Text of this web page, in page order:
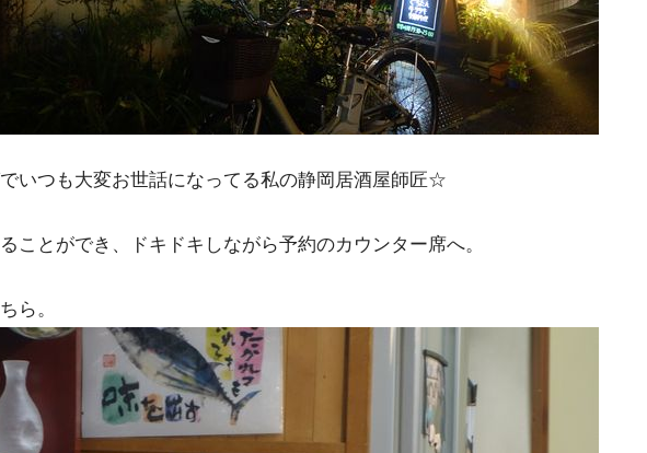
いつも大変お世話になってる私の静岡居酒屋師匠☆
ことができ、ドキドキしながら予約のカウンター席へ。
ら。